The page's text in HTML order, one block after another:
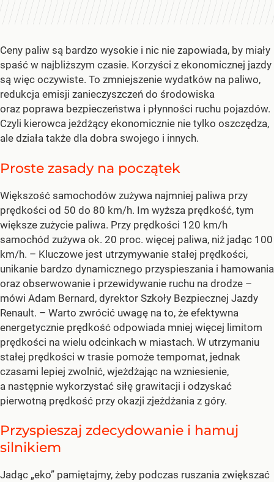
Ceny paliw są bardzo wysokie i nic nie zapowiada, by miały
spaść w najbliższym czasie. Korzyści z ekonomicznej jazdy
są więc oczywiste. To zmniejszenie wydatków na paliwo,
redukcja emisji zanieczyszczeń do środowiska
oraz poprawa bezpieczeństwa i płynności ruchu pojazdów.
Czyli kierowca jeżdżący ekonomicznie nie tylko oszczędza,
ale działa także dla dobra swojego i innych.
Proste zasady na początek
Większość samochodów zużywa najmniej paliwa przy
prędkości od 50 do 80 km/h. Im wyższa prędkość, tym
większe zużycie paliwa. Przy prędkości 120 km/h
samochód zużywa ok. 20 proc. więcej paliwa, niż jadąc 100
km/h. – Kluczowe jest utrzymywanie stałej prędkości,
unikanie bardzo dynamicznego przyspieszania i hamowania
oraz obserwowanie i przewidywanie ruchu na drodze –
mówi Adam Bernard, dyrektor Szkoły Bezpiecznej Jazdy
Renault. – Warto zwrócić uwagę na to, że efektywna
energetycznie prędkość odpowiada mniej więcej limitom
prędkości na wielu odcinkach w miastach. W utrzymaniu
stałej prędkości w trasie pomoże tempomat, jednak
czasami lepiej zwolnić, wjeżdżając na wzniesienie,
a następnie wykorzystać siłę grawitacji i odzyskać
pierwotną prędkość przy okazji zjeżdżania z góry.
Przyspieszaj zdecydowanie i hamuj
silnikiem
Jadąc „eko” pamiętajmy, żeby podczas ruszania zwiększać